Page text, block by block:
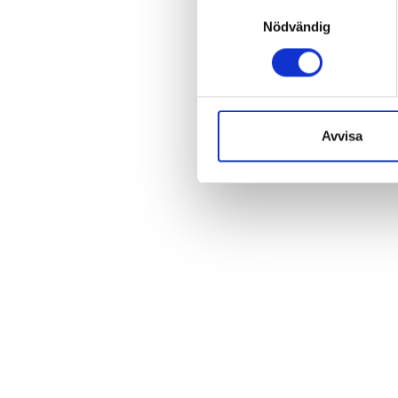
Nödvändig
Avvisa